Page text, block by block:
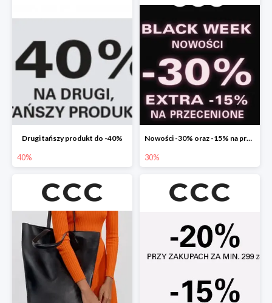
Drugi tańszy produkt do -40%
40%
Nowości -30% oraz -15% na przecenione
30%